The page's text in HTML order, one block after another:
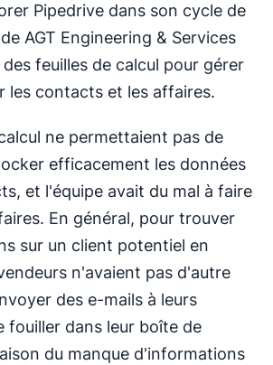
Pipedrive dans son cycle de
AGT Engineering & Services
feuilles de calcul pour gérer
les contacts et les affaires.
ne permettaient pas de
efficacement les données
et l'équipe avait du mal à faire
En général, pour trouver
sur un client potentiel en
n'avaient pas d'autre
des e-mails à leurs
fouiller dans leur boîte de
du manque d'informations